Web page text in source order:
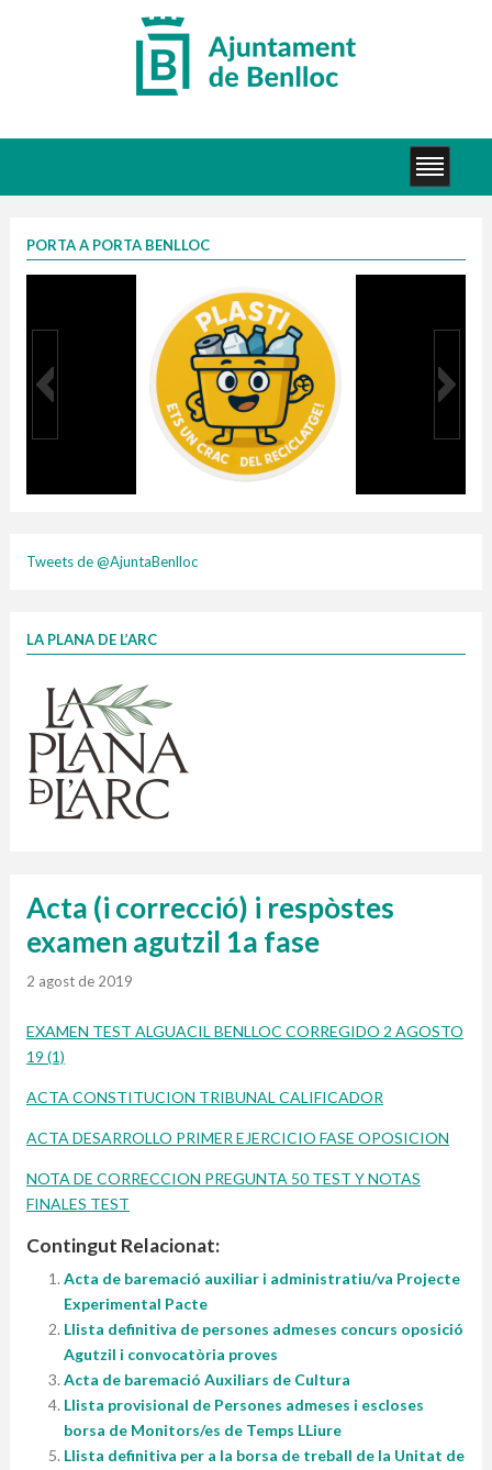
PORTA A PORTA BENLLOC
1 contenidors intel·ligents
Finançat per la Unió Europea – NextGenerationEU
Tweets de @AjuntaBenlloc
LA PLANA DE L’ARC
Acta (i correcció) i respòstes
examen agutzil 1a fase
2 agost de 2019
EXAMEN TEST ALGUACIL BENLLOC CORREGIDO 2 AGOSTO
19 (1)
ACTA CONSTITUCION TRIBUNAL CALIFICADOR
ACTA DESARROLLO PRIMER EJERCICIO FASE OPOSICION
NOTA DE CORRECCION PREGUNTA 50 TEST Y NOTAS
FINALES TEST
Contingut Relacionat:
Acta de baremació auxiliar i administratiu/va Projecte
Experimental Pacte
Llista definitiva de persones admeses concurs oposició
Agutzil i convocatòria proves
Acta de baremació Auxiliars de Cultura
Llista provisional de Persones admeses i escloses
borsa de Monitors/es de Temps LLiure
Llista definitiva per a la borsa de treball de la Unitat de